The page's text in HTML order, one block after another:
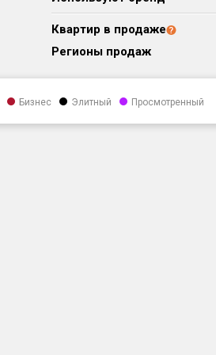
Квартир в продаже
Регионы продаж
Бизнес Элитный Просмотренный